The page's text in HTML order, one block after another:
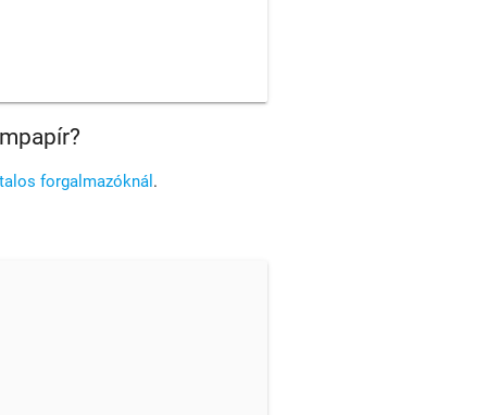
forgalmazóknál .